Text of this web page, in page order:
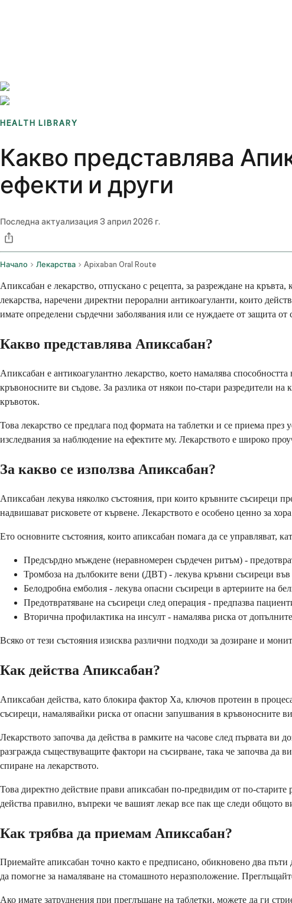
HEALTH LIBRARY
Какво представлява
ефекти и други
Последна актуализация 3 април 2026 г.
Начало Лекарства Apixaban Oral Route
Апиксабан е лекарство, отпускано с рецепта, за разреждане на
лекарства, наречени директни перорални антикоагуланти, които
имате определени сърдечни заболявания или се нуждаете от защита
Какво представлява Апиксабан?
Апиксабан е антикоагулантно лекарство, което намалява
кръвоносните ви съдове. За разлика от някои по-стари разредители
кръвоток.
Това лекарство се предлага под формата на таблетки и се приема
изследвания за наблюдение на ефектите му. Лекарството е широко
За какво се използва Апиксабан?
Апиксабан лекува няколко състояния, при които кръвните съсиреци
надвишават рисковете от кървене. Лекарството е особено ценно за
Ето основните състояния, които апиксабан помага да се управляват,
Предсърдно мъждене (неравномерен сърдечен ритъм) -
Тромбоза на дълбоките вени (ДВТ) - лекува кръвни съсиреци
Белодробна емболия - лекува опасни съсиреци в артериите на
Предотвратяване на съсиреци след операция - предпазва
Вторична профилактика на инсулт - намалява риска от
Всяко от тези състояния изисква различни подходи за дозиране и
Как действа Апиксабан?
Апиксабан действа, като блокира фактор Xa, ключов протеин в
съсиреци, намалявайки риска от опасни запушвания в кръвоносните
Лекарството започва да действа в рамките на часове след първата ви
разгражда съществуващите фактори на съсирване, така че започва да
спиране на лекарството.
Това директно действие прави апиксабан по-предвидим от по-
действа правилно, въпреки че вашият лекар все пак ще следи общото
Как трябва да приемам Апиксабан?
Приемайте апиксабан точно както е предписано, обикновено два
да помогне за намаляване на стомашното неразположение.
Ако имате затруднения при преглъщане на таблетки, можете да ги